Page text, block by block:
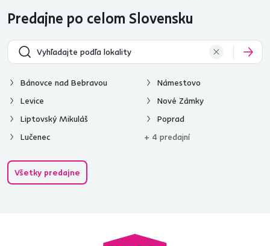
Predajne po celom Slovensku
Bánovce nad Bebravou
Levice
Liptovský Mikuláš
Lučenec
Námestovo
Nové Zámky
Poprad
+ 4 predajní
Všetky predajne